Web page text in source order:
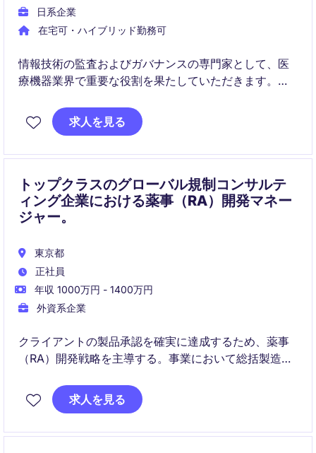
日系企業
在宅可・ハイブリッド勤務可
情報技術の監査およびガバナンスの専門家として、医
療機器業界で重要な役割を果たしていただきます。組
よびコンプライアンスの向上に貢献していただきま
す。
求人を見る
トップクラスのグローバル規制コンサルテ
ィング企業における薬事（RA）開発マネー
ジャー。
東京都
正社員
年収 1000万円 - 1400万円
外資系企業
クライアントの製品承認を確実に達成するため、薬事
（RA）開発戦略を主導する。事業において総括製造販
求人を見る